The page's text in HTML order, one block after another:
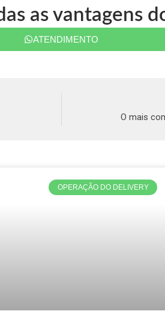
as vantagens
ATENDIMENTO
O mais
OPERAÇÃO DO DELIVERY